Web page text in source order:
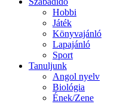
Hobbi
Játék
Könyvajánló
Lapajánló
Sport
Tanuljunk
Angol nyelv
Biológia
Ének/Zene